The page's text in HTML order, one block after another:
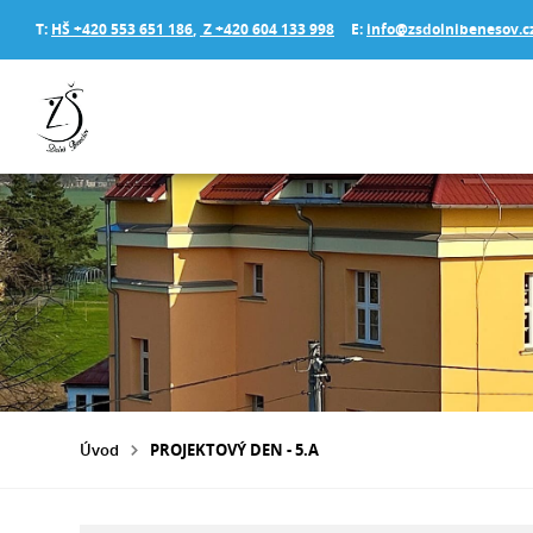
T: HŠ +420 553 651 186, Z +420 604 133 998 E:
Úvod PROJEKTOVÝ DEN - 5.A